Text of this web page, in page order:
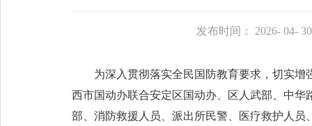
发布时间： 2026- 04-
为深入贯彻落实全民国防教育要求，切实
西市国动办联合安定区国动办、区人武部、中
部、消防救援人员、派出所民警、医疗救护人